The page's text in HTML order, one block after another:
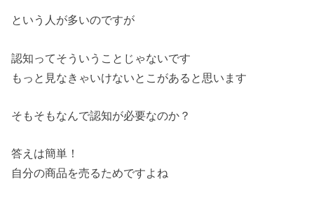
という人が多いのですが
認知ってそういうことじゃないです
もっと見なきゃいけないとこがあると思います
そもそもなんで認知が必要なのか？
答えは簡単！
自分の商品を売るためですよね